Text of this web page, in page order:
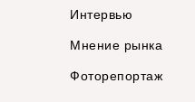
Интервью
Мнение рынка
Фоторепортаж